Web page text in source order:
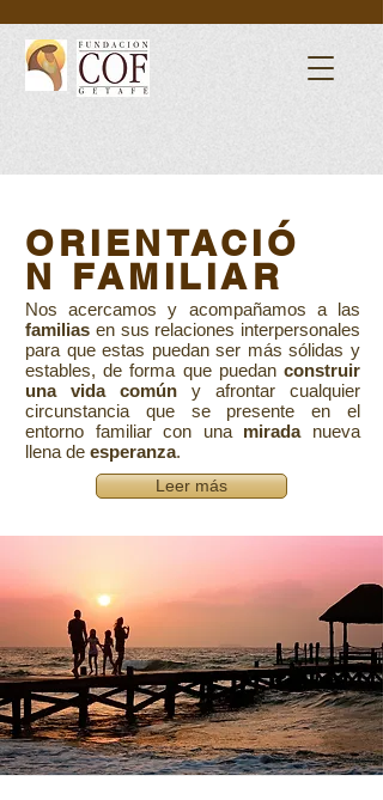
ORIENTACIÓ
N FAMILIAR
Nos acercamos y acompañamos a las
familias en sus relaciones interpersonales
para que estas puedan ser más sólidas y
estables, de forma que puedan construir
una vida común y afrontar cualquier
circunstancia que se presente en el
entorno familiar con una mirada nueva
llena de esperanza.
Leer más